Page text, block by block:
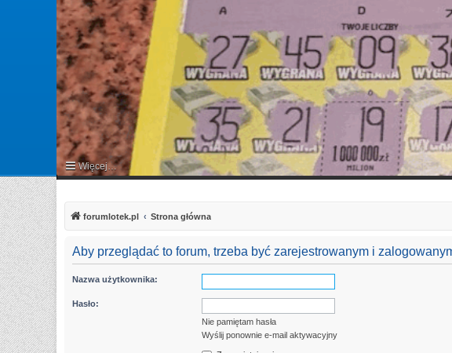
Więcej…
forumlotek.pl Strona główna
Aby przeglądać to forum, trzeba być zarejestrowanym i
Nazwa użytkownika:
Hasło:
Nie pamiętam hasła
Wyślij ponownie e-mail aktywacyjny